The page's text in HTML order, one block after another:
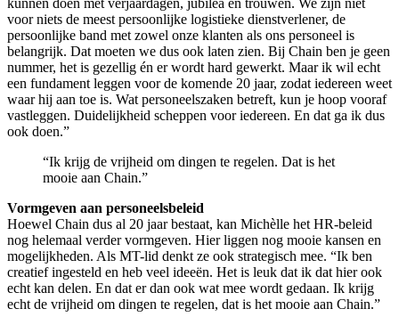
voor niets de meest persoonlijke logistieke dienstverlener, de
persoonlijke band met zowel onze klanten als ons personeel is
belangrijk. Dat moeten we dus ook laten zien. Bij Chain ben je geen
nummer, het is gezellig én er wordt hard gewerkt. Maar ik wil echt
een fundament leggen voor de komende 20 jaar, zodat iedereen weet
waar hij aan toe is. Wat personeelszaken betreft, kun je hoop vooraf
vastleggen. Duidelijkheid scheppen voor iedereen. En dat ga ik dus
ook doen.”
“Ik krijg de vrijheid om dingen te regelen. Dat is het
mooie aan Chain.”
Vormgeven aan personeelsbeleid
Hoewel Chain dus al 20 jaar bestaat, kan Michèlle het HR-beleid
nog helemaal verder vormgeven. Hier liggen nog mooie kansen en
mogelijkheden. Als MT-lid denkt ze ook strategisch mee. “Ik ben
creatief ingesteld en heb veel ideeën. Het is leuk dat ik dat hier ook
echt kan delen. En dat er dan ook wat mee wordt gedaan. Ik krijg
echt de vrijheid om dingen te regelen, dat is het mooie aan Chain.”